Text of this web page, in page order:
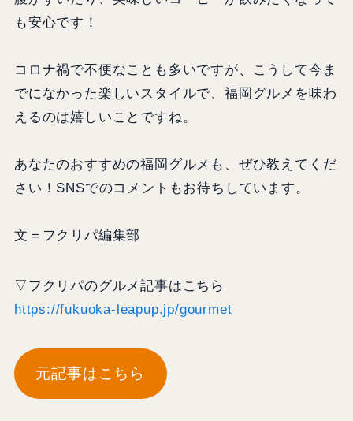
も安心です！
コロナ禍で不便なことも多いですが、こうして今ま
でになかった楽しいスタイルで、福岡グルメを味わ
えるのは嬉しいことですね。
あなたのおすすめの福岡グルメも、ぜひ教えてくだ
さい！SNSでのコメントもお待ちしています。
文＝フクリパ編集部
▽フクリパのグルメ記事はこちら
https://fukuoka-leapup.jp/gourmet
元記事はこちら